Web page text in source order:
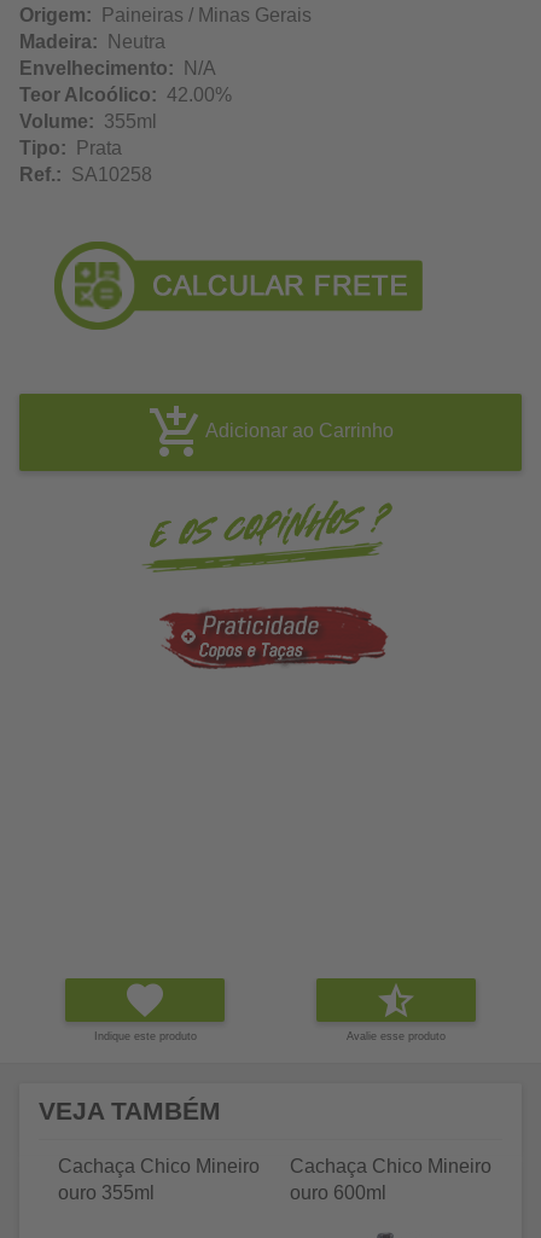
Origem: Paineiras / Minas Gerais
Madeira: Neutra
Envelhecimento: N/A
Teor Alcoólico: 42.00%
Volume: 355ml
Tipo: Prata
Ref.: SA10258
Adicionar ao Carrinho
Indique este produto Avalie esse produto
VEJA TAMBÉM
Cachaça Chico Mineiro
ouro 355ml
Cachaça Chico Mineiro
ouro 600ml